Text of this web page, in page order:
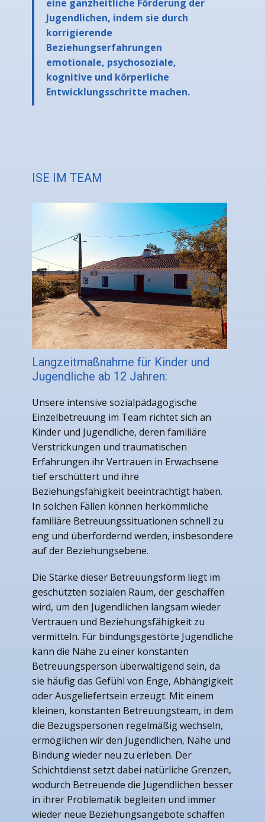
eine ganzheitliche Förderung der
Jugendlichen, indem sie durch
korrigierende
Beziehungserfahrungen
emotionale, psychosoziale,
kognitive und körperliche
Entwicklungsschritte machen.
ISE IM TEAM
Langzeitmaßnahme für Kinder und
Jugendliche ab 12 Jahren:
Unsere intensive sozialpädagogische
Einzelbetreuung im Team richtet sich an
Kinder und Jugendliche, deren familiäre
Verstrickungen und traumatischen
Erfahrungen ihr Vertrauen in Erwachsene
tief erschüttert und ihre
Beziehungsfähigkeit beeinträchtigt haben.
In solchen Fällen können herkömmliche
familiäre Betreuungssituationen schnell zu
eng und überfordernd werden, insbesondere
auf der Beziehungsebene.
Die Stärke dieser Betreuungsform liegt im
geschützten sozialen Raum, der geschaffen
wird, um den Jugendlichen langsam wieder
Vertrauen und Beziehungsfähigkeit zu
vermitteln. Für bindungsgestörte Jugendliche
kann die Nähe zu einer konstanten
Betreuungsperson überwältigend sein, da
sie häufig das Gefühl von Enge, Abhängigkeit
oder Ausgeliefertsein erzeugt. Mit einem
kleinen, konstanten Betreuungsteam, in dem
die Bezugspersonen regelmäßig wechseln,
ermöglichen wir den Jugendlichen, Nähe und
Bindung wieder neu zu erleben. Der
Schichtdienst setzt dabei natürliche Grenzen,
wodurch Betreuende die Jugendlichen besser
in ihrer Problematik begleiten und immer
wieder neue Beziehungsangebote schaffen